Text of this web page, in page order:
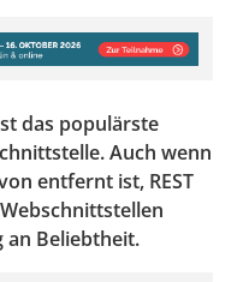
das populärste
Auch wenn
entfernt ist, REST
an Beliebtheit.